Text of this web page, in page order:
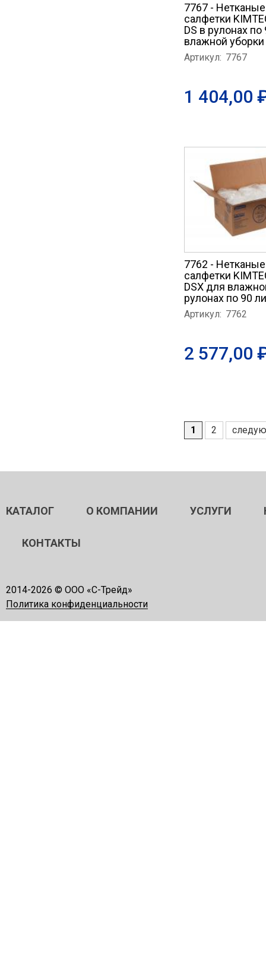
7767 -
салфетки
DS в рулонах
влажной уборки
Артикул: 7767
1 404,00
7762 -
салфетки
DSX для
рулонах по 90
Артикул: 7762
2 577,00
1 2
КАТАЛОГ О КОМПАНИИ УСЛУГИ
КОНТАКТЫ
2014-2026 © ООО «С-Трейд»
Политика конфиденциальности